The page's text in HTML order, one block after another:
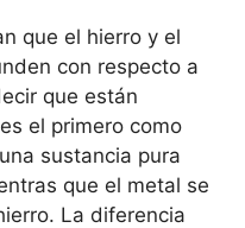
que el hierro y el
con respecto a
que están
el primero como
sustancia pura
que el metal se
La diferencia